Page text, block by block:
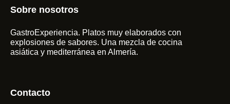
Sobre nosotros
GastroExperiencia. Platos muy elaborados con
explosiones de sabores. Una mezcla de cocina
asiática y mediterránea en Almería.
Contacto